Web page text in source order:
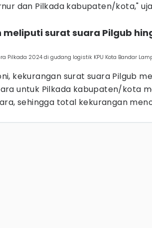
dan Pilkada kabupaten/kota,"
meliputi surat suara Pilgub
Pilkada 2024 di gudang logistik KPU Kota Bandar
kekurangan surat suara Pilgub
untuk Pilkada kabupaten/kota
sehingga total kekurangan